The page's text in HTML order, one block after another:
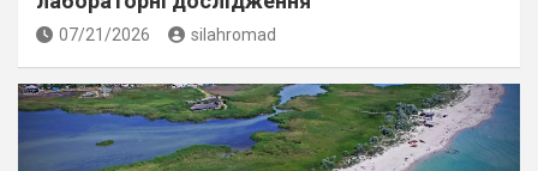
07/21/2026 silahromad